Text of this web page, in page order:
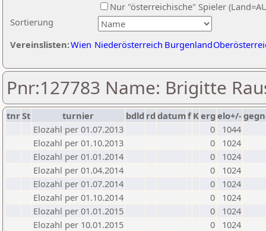
Sortierung
Nur "österreichische" Spieler
Vereinslisten:Wien Niederösterreich Burgenland
Pnr:127783 Name: Brigitte
tnrSt turnier bdld rd datumf Kerg elo+/-
Elozahl per 01.07.2013
0
1044
Elozahl per 01.10.2013
0
1024
Elozahl per 01.01.2014
0
1024
Elozahl per 01.04.2014
0
1024
Elozahl per 01.07.2014
0
1024
Elozahl per 01.10.2014
0
1024
Elozahl per 01.01.2015
0
1024
Elozahl per 10.01.2015
0
1024